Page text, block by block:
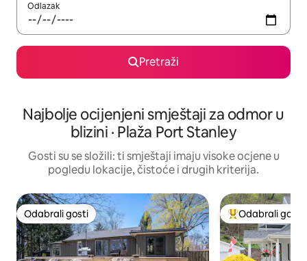
Odlazak
Pretraži
Najbolje ocijenjeni smještaji za odmor u
blizini · Plaža Port Stanley
Gosti su se složili: ti smještaji imaju visoke ocjene u
pogledu lokacije, čistoće i drugih kriterija.
Odabrali gosti
Odabrali gosti Među najviše
Odabrali gosti